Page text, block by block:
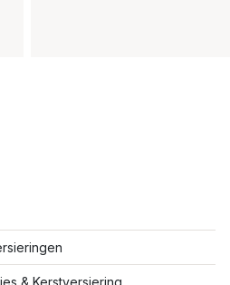
& Kerstversiering